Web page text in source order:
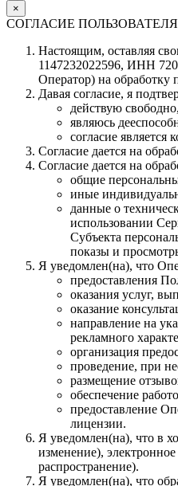
×
СОГЛАСИЕ
Настоящим, оставляя
1147232022596, ИНН
Оператор) на обработку
Давая согласие, я
действую
являюсь
согласие
Согласие дается на
Согласие дается на
общие
иные
данные о
использовании
Субъекта
показы и
Я уведомлен(на), что
предоставления
оказания услуг,
оказание
направление на
рекламного
организация
проведение, при
размещение
обеспечение
предоставление
лицензии.
Я уведомлен(на), что в
изменение),
распространение).
Я уведомлен(на), что